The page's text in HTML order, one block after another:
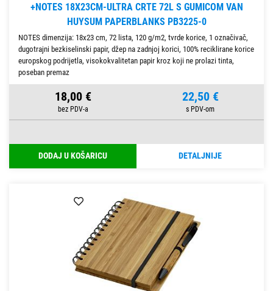
+NOTES 18X23CM-ULTRA CRTE 72L S GUMICOM VAN
HUYSUM PAPERBLANKS PB3225-0
NOTES dimenzija: 18x23 cm, 72 lista, 120 g/m2, tvrde korice, 1 označivač,
dugotrajni bezkiselinski papir, džep na zadnjoj korici, 100% reciklirane korice
europskog podrijetla, visokokvalitetan papir kroz koji ne prolazi tinta,
poseban premaz
18,00 € 22,50 €
DODAJ U KOŠARICU DETALJNIJE